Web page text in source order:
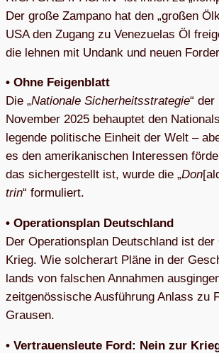
Der große Zam­pano hat den „gro­ßen
USA den Zugang zu Vene­zue­las Öl
die leh­nen mit Undank und neuen
• Ohne Fei­gen­blatt
Die „Natio­nale Sicher­heits­stra­te­gie“ der
Novem­ber 2025 behaup­tet den
le­gende poli­ti­sche Ein­heit der Welt –
es den ame­ri­ka­ni­schen Inter­es­sen
das sicher­ge­stellt ist, wurde die „Don
trin“ for­mu­liert.
• Ope­ra­ti­ons­plan Deutsch­land
Der Ope­ra­ti­ons­plan Deutsch­land ist der
Krieg. Wie sol­cher­art Pläne in der
lands von fal­schen Annah­men
zeit­ge­nös­si­sche Aus­füh­rung Anlass zu
Grausen.
• Ver­trau­ens­leute Ford: Nein zur